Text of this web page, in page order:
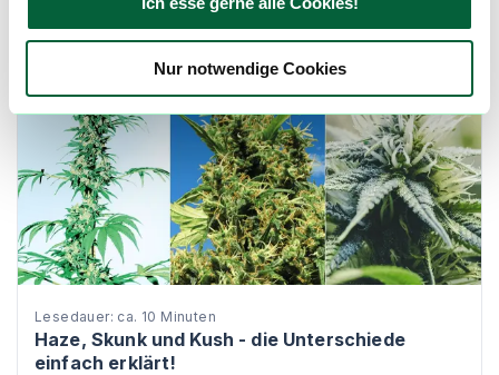
Nur notwendige Cookies
Unsere Top Listen für Cannabis Strains und weitere
Lesedauer: ca. 10 Minuten
Haze, Skunk und Kush - die Unterschiede
einfach erklärt!